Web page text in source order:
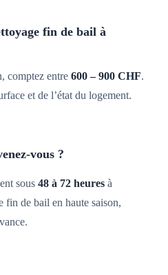
fin de bail à
comptez entre 600 – 900 CHF.
et de l’état du logement.
vous ?
sous 48 à 72 heures à
fin de bail en haute saison,